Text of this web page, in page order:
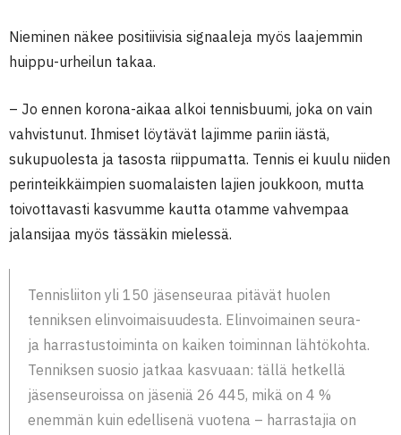
Nieminen näkee positiivisia signaaleja myös laajemmin
huippu-urheilun takaa.
– Jo ennen korona-aikaa alkoi tennisbuumi, joka on vain
vahvistunut. Ihmiset löytävät lajimme pariin iästä,
sukupuolesta ja tasosta riippumatta. Tennis ei kuulu niiden
perinteikkäimpien suomalaisten lajien joukkoon, mutta
toivottavasti kasvumme kautta otamme vahvempaa
jalansijaa myös tässäkin mielessä.
Tennisliiton yli 150 jäsenseuraa pitävät huolen
tenniksen elinvoimaisuudesta. Elinvoimainen seura-
ja harrastustoiminta on kaiken toiminnan lähtökohta.
Tenniksen suosio jatkaa kasvuaan: tällä hetkellä
jäsenseuroissa on jäseniä 26 445, mikä on 4 %
enemmän kuin edellisenä vuotena – harrastajia on